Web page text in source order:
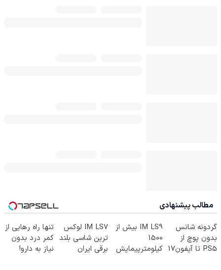
مطالب پیشنهادی
گردونه شانس
بدون پوچ از
PS5 تا آیفون17
IM LS9 بیش از
1500
کیلومترپیمایش
IM LS7 لوکس
ترین شاسی بلند
برقی ایران
تنها راه رهایی از
کمر درد بدون
نیاز به دارو!